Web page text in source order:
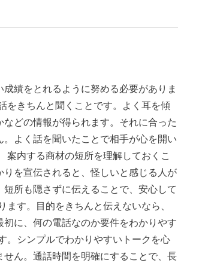
績をとれるように努める必要がありま
をきちんと聞くことです。よく耳を傾
どの情報が得られます。それに合った
よく話を聞いたことで相手が心を開い
案内する商材の短所を理解しておくこ
を宣伝されると、怪しいと感じる人が
所も隠さずに伝えることで、安心して
す。目的をきちんと伝えないなら、
に、何の電話なのか要件をわかりやす
。シンプルでわかりやすいトークを心
ん。通話時間を明確にすることで、長